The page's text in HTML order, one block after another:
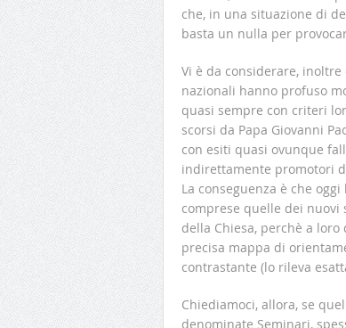
che, in una situazione di
basta un nulla per
Vi è da considerare,
nazionali hanno profuso
quasi sempre con criteri
scorsi da Papa Giovanni
con esiti quasi ovunque
indirettamente promotori
La conseguenza è che
comprese quelle dei
della Chiesa, perchè a
precisa mappa di
contrastante (lo rileva
Chiediamoci, allora, se
denominate Seminari,